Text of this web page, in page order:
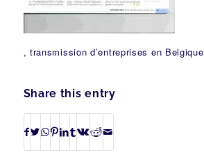
, transmission d’entreprises en Belgique
Share this entry